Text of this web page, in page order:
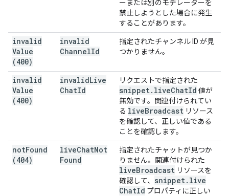
ーまたは別のモデレーターを
禁止しようとした場合に発生
することがあります。
invalid
Value
(400)
invalid
ChannelId
指定されたチャンネル ID が見
つかりません。
invalid
Value
(400)
invalidLive
ChatId
リクエストで指定された
snippet. liveChatId 値が
無効です。関連付けられてい
る liveBroadcast リソース
を確認して、正しい値である
ことを確認します。
notFound
(404)
liveChatNot
Found
指定されたチャットが見つか
りません。関連付けられた
liveBroadcast リソースを
確認して、 snippet. live
ChatId プロパティに正しい